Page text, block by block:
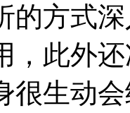
的方式
，此外
很生动